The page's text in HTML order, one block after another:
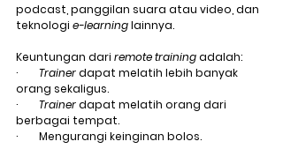
podcast, panggilan suara atau video, dan
teknologi e-learning lainnya.
Keuntungan dari remote training adalah:
· Trainer dapat melatih lebih banyak
orang sekaligus.
· Trainer dapat melatih orang dari
berbagai tempat.
·        Mengurangi keinginan bolos.